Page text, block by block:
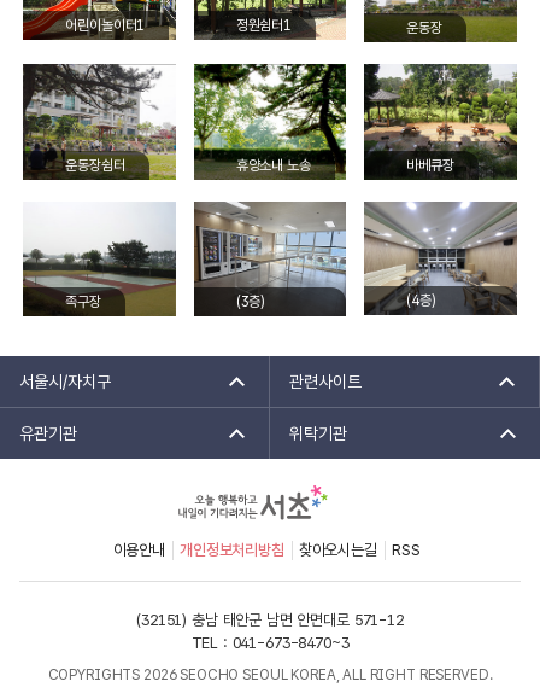
어린이놀이터1 정원쉼터1 운동장
운동장쉼터 휴양소내 노송 바베큐장
족구장
(3층)
(4층)
서울시/자치구 관련사이트
유관기관 위탁기관
이용안내 개인정보처리방침 찾아오시는길 RSS
(32151) 충남 태안군 남면 안면대로 571-12
TEL : 041-673-8470~3
COPYRIGHTS 2026 SEOCHO SEOUL KOREA, ALL RIGHT RESERVED.